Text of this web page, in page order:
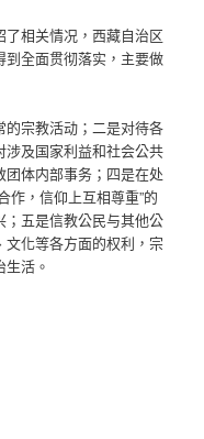
相关情况，西藏自治区
全面贯彻落实，主要做
宗教活动；二是对待各
及国家利益和社会公共
体内部事务；四是在处
作，信仰上互相尊重”的
；五是信教公民与其他公
文化等各方面的权利，宗
活。